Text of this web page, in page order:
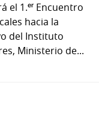
el 1.ᵉʳ Encuentro
hacia la
del Instituto
Ministerio de...